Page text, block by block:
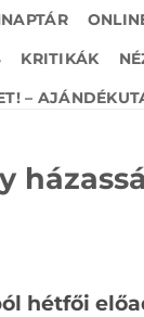
KRITIKÁK
–
hétfői